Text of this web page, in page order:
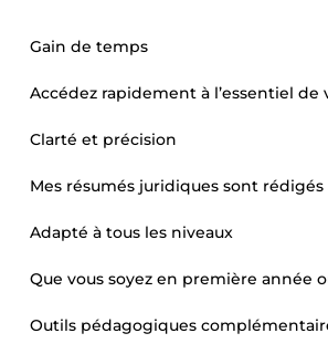
Gain de temps
Accédez rapidement à l’essentiel
Clarté et précision
Mes résumés juridiques sont
Adapté à tous les niveaux
Que vous soyez en première année
Outils pédagogiques